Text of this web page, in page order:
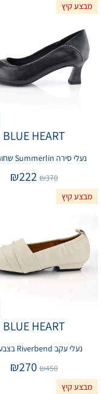
מבצע קיץ
BLUE HEART
נעלי סירה Summerlin שחור לקה
₪370
₪222
מבצע קיץ
BLUE HEART
נעלי עקב Riverbend בצבע לבן
₪450
₪270
מבצע קיץ